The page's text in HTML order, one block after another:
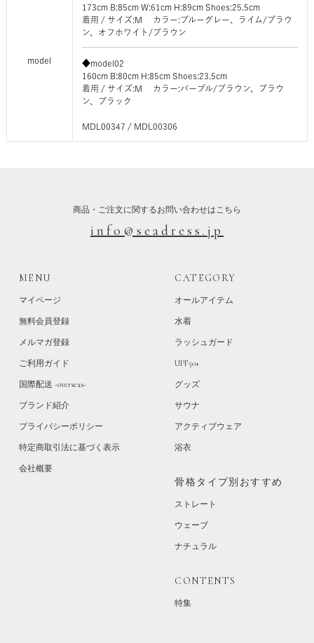
model
173cm B:85cm W:61cm H:89cm Shoes:25.5cm
着用 / サイズ:M カラー:ブルーグレー、ライム/ブラウ
ン、オフホワイト/ブラウン
◆model02
160cm B:80cm H:85cm Shoes:23.5cm
着用 / サイズ:M カラー:パープル/ブラウン、ブラウ
ン、ブラック
MDL00347 / MDL00306
商品・ご注文に関するお問い合わせはこちら
info@seadress.jp
MENU
マイページ
無料会員登録
メルマガ登録
ご利用ガイド
国際配送 -overseas-
ブランド紹介
プライバシーポリシー
特定商取引法に基づく表示
会社概要
CATEGORY
オールアイテム
水着
ラッシュガード
UPF50+
グッズ
サウナ
アクティブウェア
浴衣
骨格タイプ別おすすめ
ストレート
ウェーブ
ナチュラル
CONTENTS
特集